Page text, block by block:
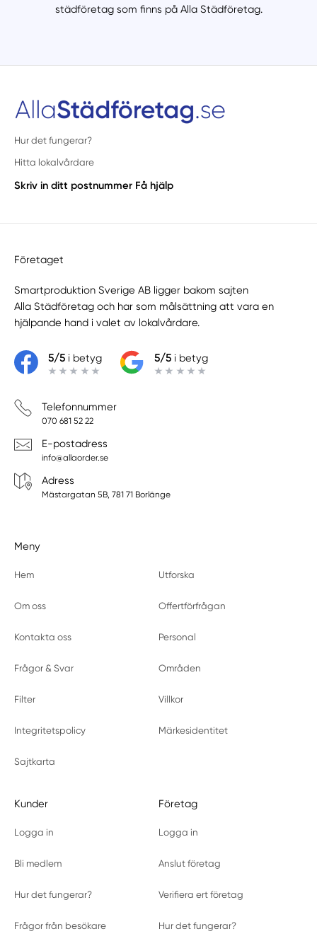
städföretag som finns på Alla Städföretag.
Hur det fungerar?
Hitta lokalvårdare
Skriv in ditt postnummer Få hjälp
Företaget
Smartproduktion Sverige AB ligger bakom sajten
Alla Städföretag och har som målsättning att vara en
hjälpande hand i valet av lokalvårdare.
5/5i betyg 5/5i betyg
Telefonnummer
070 681 52 22
E-postadress
info@allaorder.se
Adress
Mästargatan 5B, 781 71 Borlänge
Meny
Hem Utforska
Om oss Offertförfrågan
Kontakta oss Personal
Frågor & Svar Områden
Filter Villkor
Integritetspolicy Märkesidentitet
Sajtkarta
Kunder
Logga in
Bli medlem
Hur det fungerar?
Frågor från besökare
Företag
Logga in
Anslut företag
Verifiera ert företag
Hur det fungerar?